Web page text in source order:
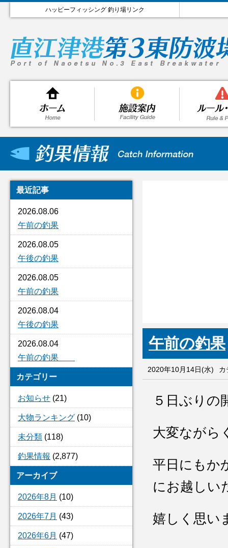
ハッピーフィッシング 釣り場リンク
最近記事
2026.08.06
午前の釣果
2026.08.05
午後の釣果
2026.08.05
午前の釣果
2026.08.04
午後の釣果
2026.08.04
午前の釣果
カテゴリー
お知らせ (21)
大物ランキング (10)
未分類 (118)
釣果情報 (2,877)
アーカイブ
2026年8月 (10)
2026年7月 (43)
2026年6月 (47)
午前の釣果
2020年10月14日(水) カ
５日ぶりの
大変ながら
平日にもか
にお越しい
嬉しく思い